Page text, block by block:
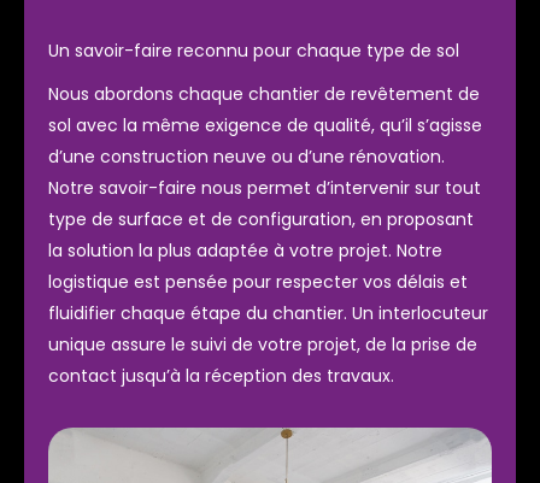
Un savoir-faire reconnu pour chaque type de sol
Nous abordons chaque chantier de revêtement de
sol avec la même exigence de qualité, qu’il s’agisse
d’une construction neuve ou d’une rénovation.
Notre savoir-faire nous permet d’intervenir sur tout
type de surface et de configuration, en proposant
la solution la plus adaptée à votre projet. Notre
logistique est pensée pour respecter vos délais et
fluidifier chaque étape du chantier. Un interlocuteur
unique assure le suivi de votre projet, de la prise de
contact jusqu’à la réception des travaux.